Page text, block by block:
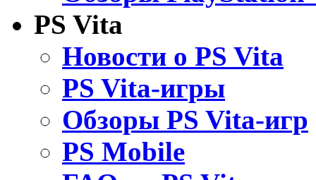
PS Vita
Новости о PS Vita
PS Vita-игры
Обзоры PS Vita-игр
PS Mobile